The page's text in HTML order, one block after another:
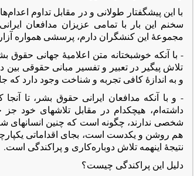
با این پیشگفتار طولانی و در مقابل تداوم
سخنم این بار با تمامی عزیزان مدافعان
مجموعۀ این کنشگران دارم، پرسشی همواره
- با آنکه خوشبختانه متن اعلامیۀ جهانی
تلاش پیگیر در تعبیر و تفسیر مبانی حقوقی
و به اندازۀ کافی تجربه و شناخت وجود دارد
- و با آنکه مدافعان ایرانی حقوق بشر، تا
داشته‌ام، هیچکدام در مقابل تلاشهای خود
شخصی ندارند، چگونه است که چنین انسانهای
هم روشن و یکدست است، بجای اقداماتی
نتیجۀ اینهمه تلاش دوباره‌کاری و پراکندگی است.
دلیل این پراکندگی چیست؟